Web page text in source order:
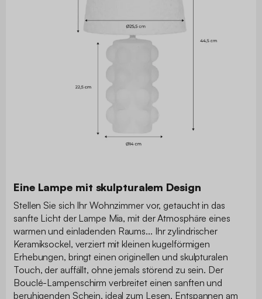
Eine Lampe mit skulpturalem Design
Stellen Sie sich Ihr Wohnzimmer vor, getaucht in das
sanfte Licht der Lampe Mia, mit der Atmosphäre eines
warmen und einladenden Raums... Ihr zylindrischer
Keramiksockel, verziert mit kleinen kugelförmigen
Erhebungen, bringt einen originellen und skulpturalen
Touch, der auffällt, ohne jemals störend zu sein. Der
Bouclé-Lampenschirm verbreitet einen sanften und
beruhigenden Schein, ideal zum Lesen, Entspannen am